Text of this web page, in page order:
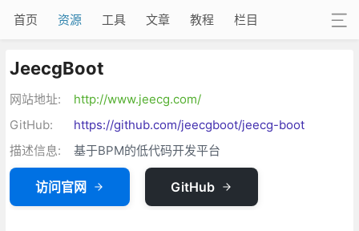
首页 资源 工具 文章 教程 栏目
JeecgBoot
网站地址:
http://www.jeecg.com/
GitHub:
https://github.com/jeecgboot/jeecg-boot
描述信息:
基于BPM的低代码开发平台
访问官网 GitHub